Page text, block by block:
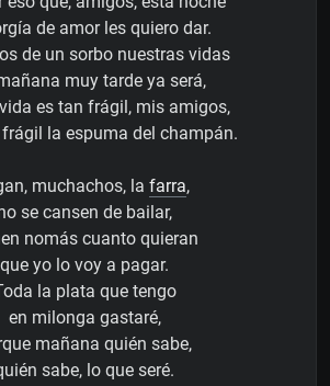
de amor les quiero dar.
de un sorbo nuestras vidas
muy tarde ya será,
es tan frágil, mis amigos,
la espuma del champán.
muchachos, la farra,
se cansen de bailar,
nomás cuanto quieran
que yo lo voy a pagar.
la plata que tengo
en milonga gastaré,
mañana quién sabe,
sabe, lo que seré.